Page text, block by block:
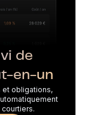
de
en-un
et obligations,